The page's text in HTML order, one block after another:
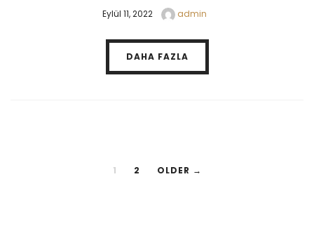
Eylül 11, 2022 admin
DAHA FAZLA
1 2 OLDER →